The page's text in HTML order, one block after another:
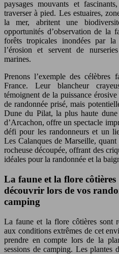
paysages mouvants et
traverser à pied. Les estuaires,
la mer, abritent une
opportunités d’observation de la
forêts tropicales inondées par
l’érosion et servent de
marines.
Prenons l’exemple des célèbres
France. Leur blancheur
témoignent de la puissance
de randonnée prisé, mais
Dune du Pilat, la plus haute dune
d’Arcachon, offre un spectacle
défi pour les randonneurs et un
Les Calanques de Marseille,
rocheuse découpée, offrant des
idéales pour la randonnée et la
La faune et la flore côtières
découvrir lors de vos
camping
La faune et la flore côtières sont
aux conditions extrêmes de cet
prendre en compte lors de la
sessions de camping. Les plantes